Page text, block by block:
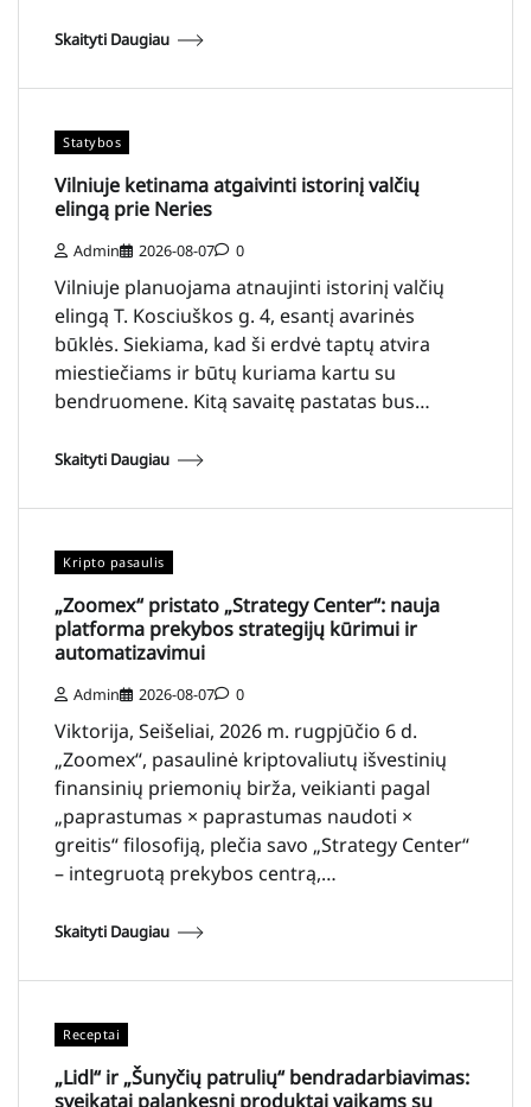
Skaityti Daugiau
Statybos
Vilniuje ketinama atgaivinti istorinį valčių
elingą prie Neries
Admin 2026-08-07 0
Vilniuje planuojama atnaujinti istorinį valčių
elingą T. Kosciuškos g. 4, esantį avarinės
būklės. Siekiama, kad ši erdvė taptų atvira
miestiečiams ir būtų kuriama kartu su
bendruomene. Kitą savaitę pastatas bus…
Skaityti Daugiau
Kripto pasaulis
„Zoomex“ pristato „Strategy Center“: nauja
platforma prekybos strategijų kūrimui ir
automatizavimui
Admin 2026-08-07 0
Viktorija, Seišeliai, 2026 m. rugpjūčio 6 d.
„Zoomex“, pasaulinė kriptovaliutų išvestinių
finansinių priemonių birža, veikianti pagal
„paprastumas × paprastumas naudoti ×
greitis“ filosofiją, plečia savo „Strategy Center“
– integruotą prekybos centrą,…
Skaityti Daugiau
Receptai
„Lidl“ ir „Šunyčių patrulių“ bendradarbiavimas:
sveikatai palankesni produktai vaikams su